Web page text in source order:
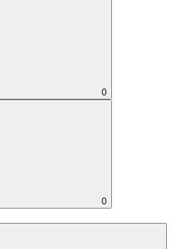
0
0